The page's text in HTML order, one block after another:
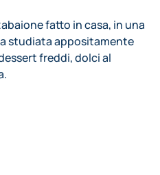
fatto in casa, in una
studiata appositamente
freddi, dolci al